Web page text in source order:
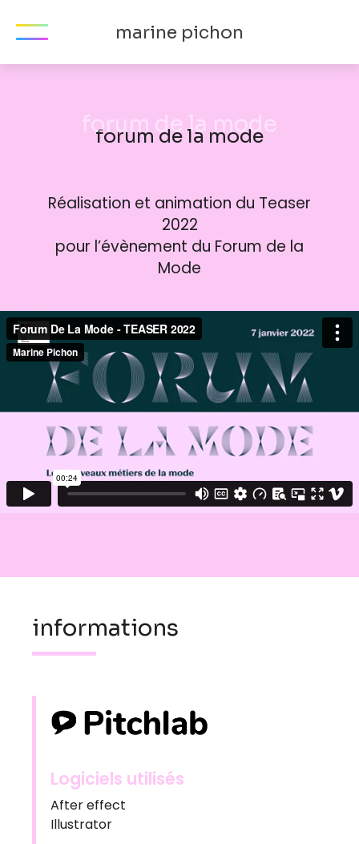
marine pichon
forum de la mode
Réalisation et animation du Teaser
2022
pour l’évènement du Forum de la
Mode
informations
Logiciels utilisés
After effect
Illustrator